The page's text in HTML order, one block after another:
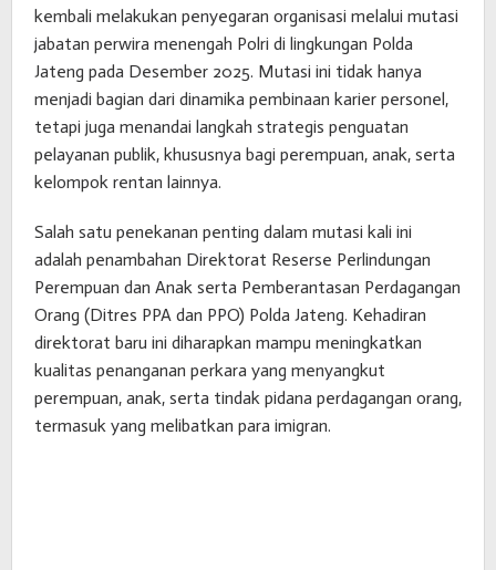
kembali melakukan penyegaran organisasi melalui mutasi
jabatan perwira menengah Polri di lingkungan Polda
Jateng pada Desember 2025. Mutasi ini tidak hanya
menjadi bagian dari dinamika pembinaan karier personel,
tetapi juga menandai langkah strategis penguatan
pelayanan publik, khususnya bagi perempuan, anak, serta
kelompok rentan lainnya.
Salah satu penekanan penting dalam mutasi kali ini
adalah penambahan Direktorat Reserse Perlindungan
Perempuan dan Anak serta Pemberantasan Perdagangan
Orang (Ditres PPA dan PPO) Polda Jateng. Kehadiran
direktorat baru ini diharapkan mampu meningkatkan
kualitas penanganan perkara yang menyangkut
perempuan, anak, serta tindak pidana perdagangan orang,
termasuk yang melibatkan para imigran.